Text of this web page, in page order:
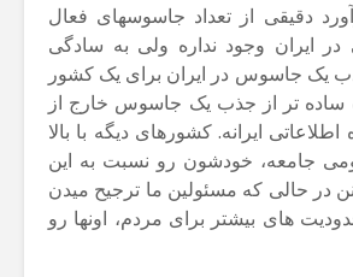
دقیقی از تعداد جاسوسهای فعال
ایران وجود نداره ولی به سادگی
یک جاسوس در ایران برای یک کشور
ساده تر از جذب یک جاسوس خارج از
ایرانه. کشورهای دیگه با بالا
جامعه، خودشون رو نسبت به این
در حالی که مسئولین ما ترجیح میدن
های بیشتر برای مردم، اونها رو